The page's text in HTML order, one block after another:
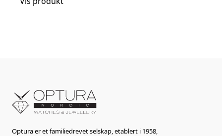
Optura er et familiedrevet selskap, etablert i 1958,